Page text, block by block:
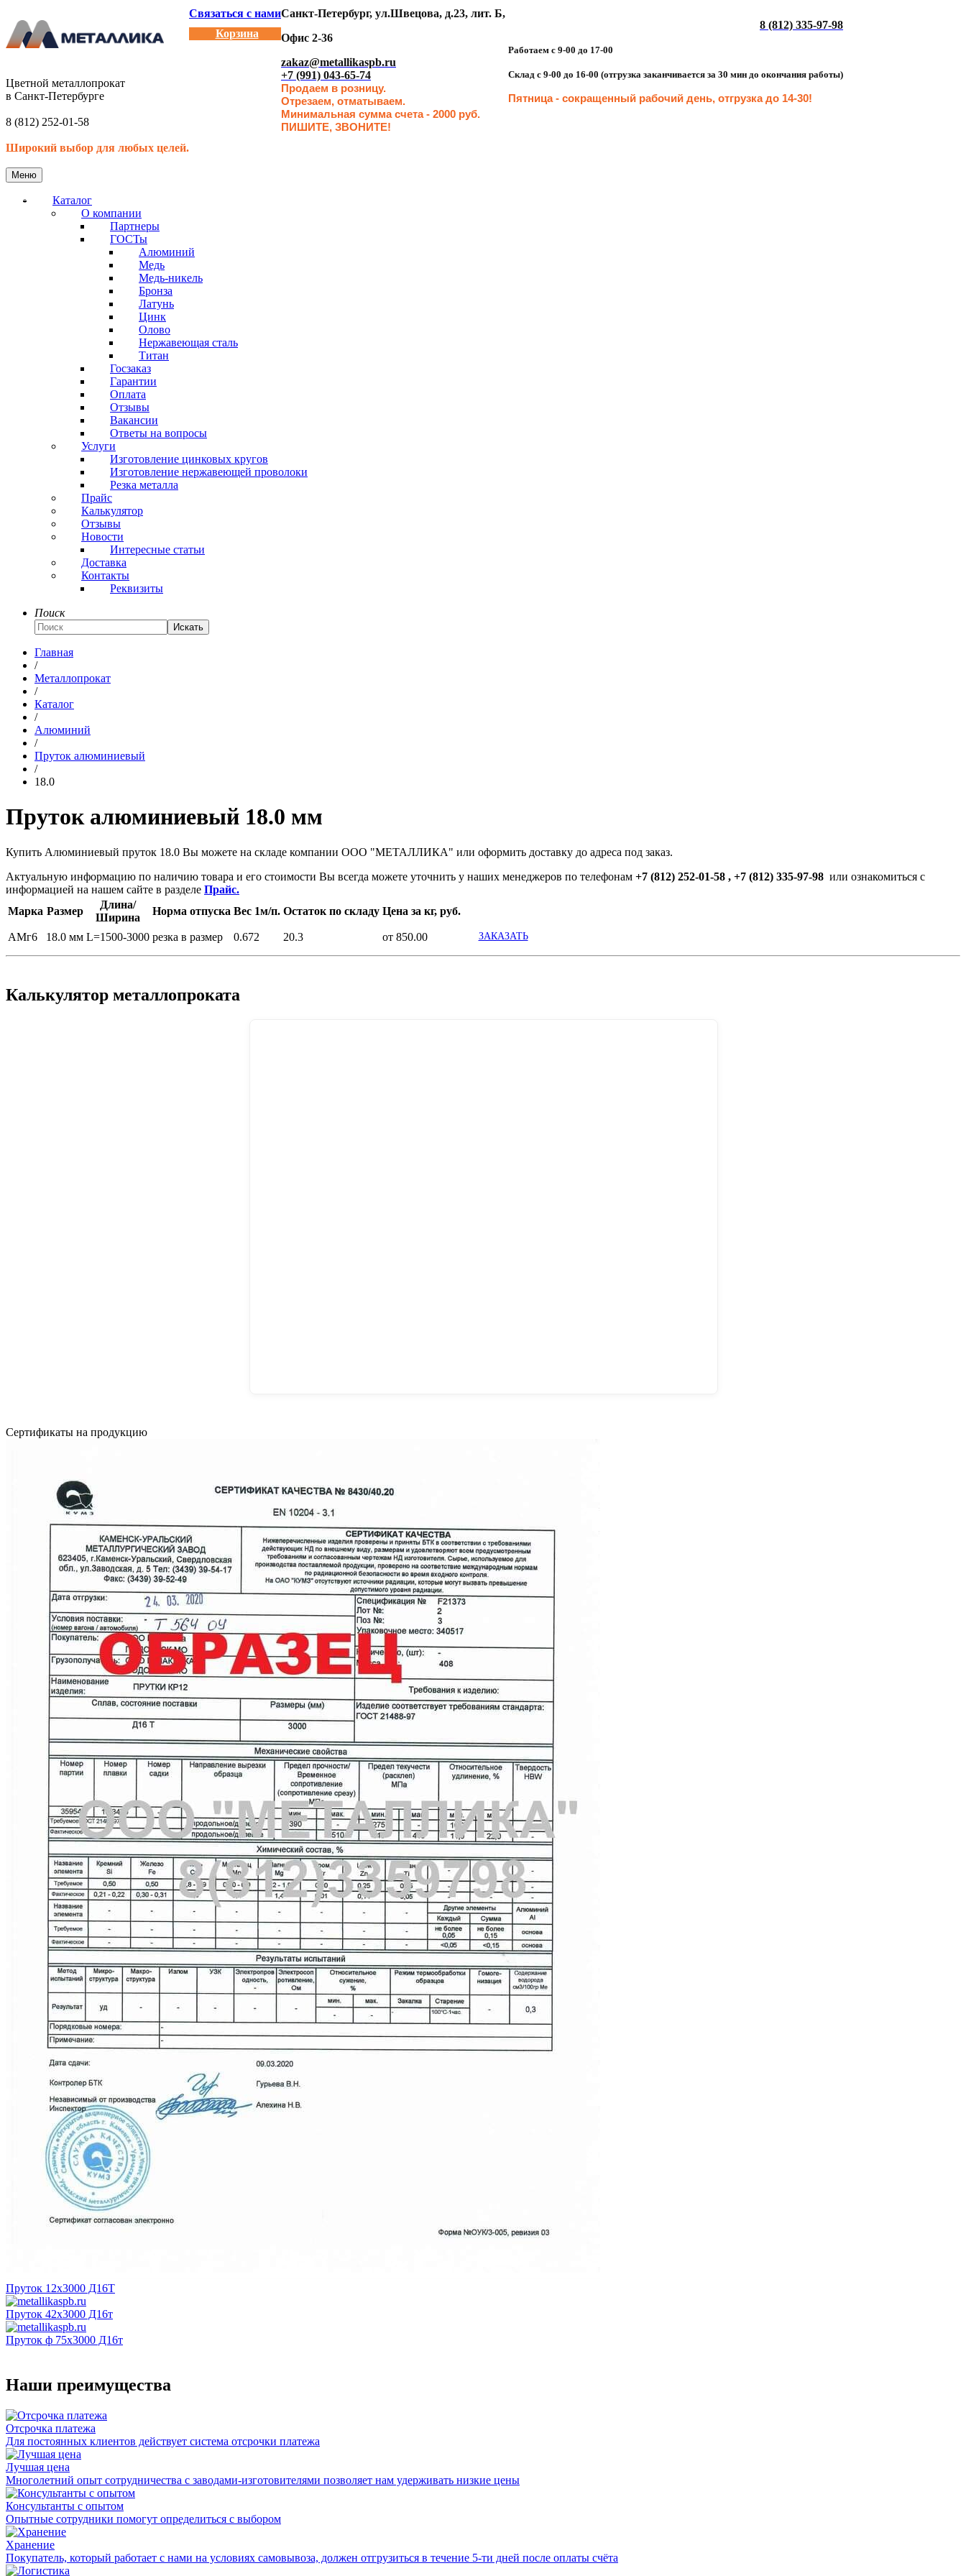
Цветной металлопрокат
в Санкт-Петербурге
8 (812) 252-01-58
Широкий выбор для любых целей.
Связаться с нами
Корзина
Санкт-Петербург, ул.Швецова, д.23, лит. Б,
Офис 2-36
zakaz@metallikaspb.ru
+7 (991) 043-65-74
Продаем в розницу.
Отрезаем, отматываем.
Минимальная сумма счета - 2000 руб.
ПИШИТЕ, ЗВОНИТЕ!
8 (812) 335-97-98
Работаем с 9-00 до 17-00
Склад с 9-00 до 16-00 (отгрузка заканчивается за 30 мин до окончания работы)
Пятница - сокращенный рабочий день, отгрузка до 14-30!
Меню
Каталог
О компании
Партнеры
ГОСТы
Алюминий
Медь
Медь-никель
Бронза
Латунь
Цинк
Олово
Нержавеющая сталь
Титан
Госзаказ
Гарантии
Оплата
Отзывы
Вакансии
Ответы на вопросы
Услуги
Изготовление цинковых кругов
Изготовление нержавеющей проволоки
Резка металла
Прайс
Калькулятор
Отзывы
Новости
Интересные статьи
Доставка
Контакты
Реквизиты
Поиск
Искать
Главная
/
Металлопрокат
/
Каталог
/
Алюминий
/
Пруток алюминиевый
/
18.0
Пруток алюминиевый 18.0 мм
Купить Алюминиевый пруток 18.0 Вы можете на складе компании ООО "МЕТАЛЛИКА" или оформить доставку до адреса под заказ.
Актуальную информацию по наличию товара и его стоимости Вы всегда можете уточнить у наших менеджеров по телефонам +7 (812) 252-01-58 , +7 (812) 335-97-98 или ознакомиться с
информацией на нашем сайте в разделе Прайс.
Марка Размер
Длина/
Ширина
Норма отпуска Вес 1м/п. Остаток по складу Цена за кг, руб.
АМг6 18.0 мм L=1500-3000 резка в размер 0.672 20.3 от 850.00 ЗАКАЗАТЬ
Калькулятор металлопроката
Сертификаты на продукцию
Пруток 12х3000 Д16Т
Пруток 42х3000 Д16т
Пруток ф 75х3000 Д16т
Наши преимущества
Отсрочка платежа
Для постоянных клиентов действует система отсрочки платежа
Лучшая цена
Многолетний опыт сотрудничества с заводами-изготовителями позволяет нам удерживать низкие цены
Консультанты с опытом
Опытные сотрудники помогут определиться с выбором
Хранение
Покупатель, который работает с нами на условиях самовывоза, должен отгрузиться в течение 5-ти дней после оплаты счёта